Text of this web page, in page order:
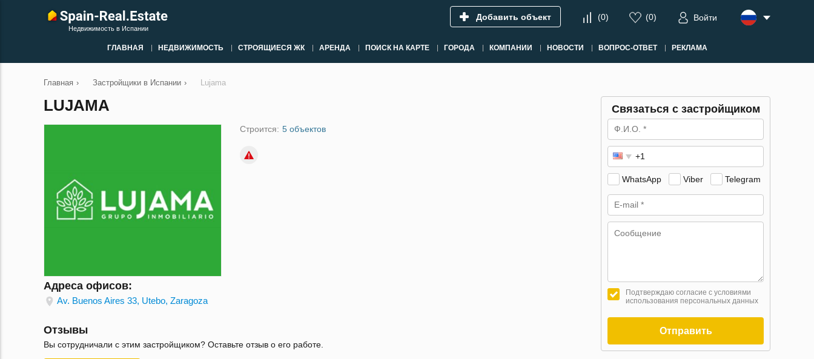
Недвижимость в Испании
Добавить объект (0) (0) Войти
ГЛАВНАЯ НЕДВИЖИМОСТЬ СТРОЯЩИЕСЯ ЖК АРЕНДА ПОИСК НА КАРТЕ ГОРОДА КОМПАНИИ НОВОСТИ ВОПРОС-ОТВЕТ РЕКЛАМА
Главная › Застройщики в Испании › Lujama
LUJAMA
Строится: 5 объектов
Адреса офисов:
Av. Buenos Aires 33, Utebo, Zaragoza
Отзывы
Вы сотрудничали с этим застройщиком? Оставьте отзыв о его работе.
Связаться с застройщиком
WhatsApp Viber Telegram
Подтверждаю согласие с условиями
использования персональных данных
Отправить